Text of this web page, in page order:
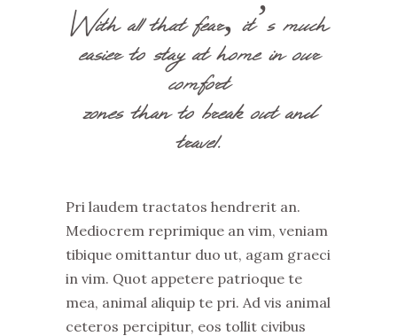
With all that fear, it’s much
easier to stay at home in our
comfort
zones than to break out and
travel.
Pri laudem tractatos hendrerit an.
Mediocrem reprimique an vim, veniam
tibique omittantur duo ut, agam graeci
in vim. Quot appetere patrioque te
mea, animal aliquip te pri. Ad vis animal
ceteros percipitur, eos tollit civibus